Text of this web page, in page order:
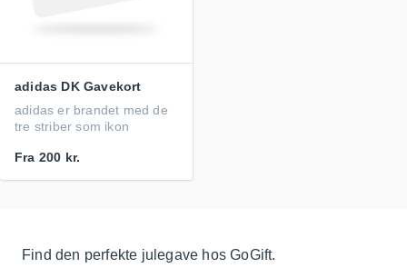
adidas DK Gavekort
adidas er brandet med de
tre striber som ikon
Fra 200 kr.
Find den perfekte julegave hos GoGift.